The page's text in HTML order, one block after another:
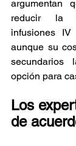
argumentan
reducir la
infusiones
aunque su
secundarios
opción para
Los
de